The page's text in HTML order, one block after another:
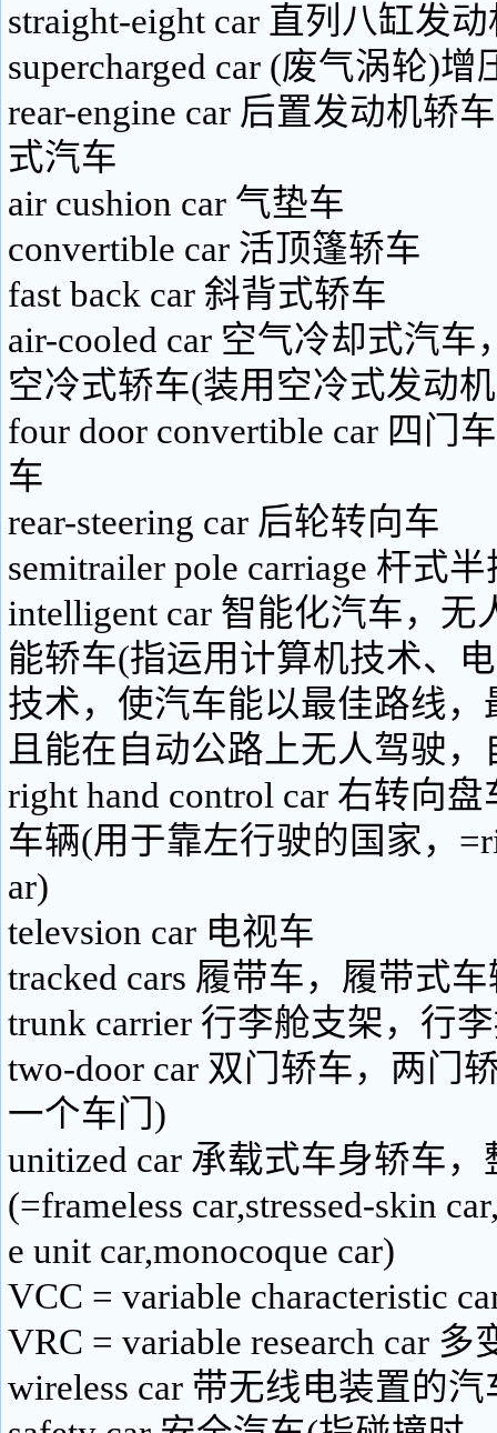
straight-eight car 直列八缸发
supercharged car (废气涡轮)增
rear-engine car 后置发动机轿
式汽车
air cushion car 气垫车
convertible car 活顶篷轿车
fast back car 斜背式轿车
air-cooled car 空气冷却式汽
空冷式轿车(装用空冷式发动
four door convertible car 四门
车
rear-steering car 后轮转向车
semitrailer pole carriage 杆式
intelligent car 智能化汽车，无
能轿车(指运用计算机技术、
技术，使汽车能以最佳路线
且能在自动公路上无人驾驶，
right hand control car 右转向
车辆(用于靠左行驶的国家，
ar)
televsion car 电视车
tracked cars 履带车，履带式
trunk carrier 行李舱支架，行
two-door car 双门轿车，两门
一个车门)
unitized car 承载式车身轿车
(=frameless car,stressed-skin
e unit car,monocoque car)
VCC = variable characteristic
VRC = variable research car 多
wireless car 带无线电装置的汽